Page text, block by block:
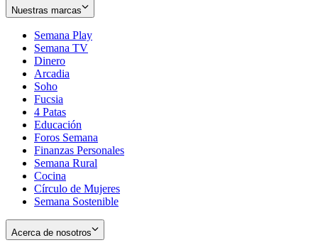
Nuestras marcas
Semana Play
Semana TV
Dinero
Arcadia
Soho
in
new
window
Fucsia
in
new
window
4 Patas
Educación
Foros Semana
Finanzas Personales
Semana Rural
Cocina
Círculo de Mujeres
Semana Sostenible
Acerca de nosotros